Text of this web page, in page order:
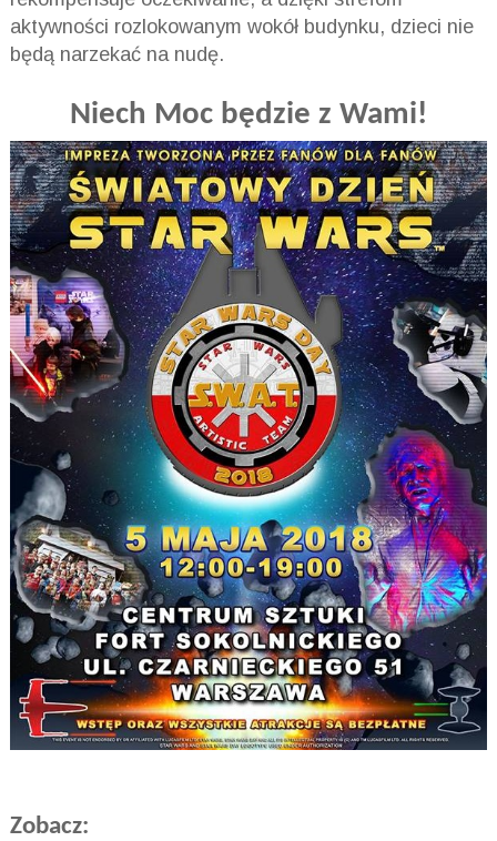
aktywności rozlokowanym wokół budynku, dzieci nie
będą narzekać na nudę.
Niech Moc będzie z Wami!
Zobacz: